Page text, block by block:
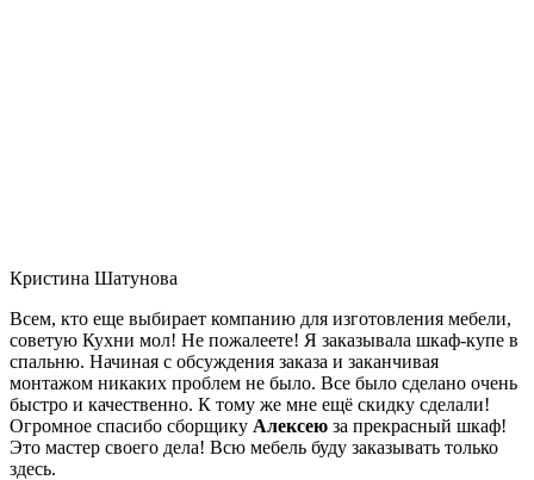
Кристина Шатунова
Всем, кто еще выбирает компанию для изготовления мебели,
советую Кухни мол! Не пожалеете! Я заказывала шкаф-купе в
спальню. Начиная с обсуждения заказа и заканчивая
монтажом никаких проблем не было. Все было сделано очень
быстро и качественно. К тому же мне ещё скидку сделали!
Огромное спасибо сборщику Алексею за прекрасный шкаф!
Это мастер своего дела! Всю мебель буду заказывать только
здесь.